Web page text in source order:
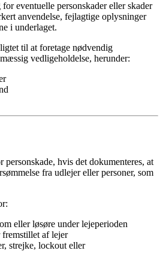
eventuelle personskader eller skader
anvendelse, fejlagtige oplysninger
i underlaget.
til at foretage nødvendig
vedligeholdelse, herunder:
hvis det dokumenteres, at
fra udlejer eller personer, som
eller løsøre under lejeperioden
fremstillet af lejer
strejke, lockout eller